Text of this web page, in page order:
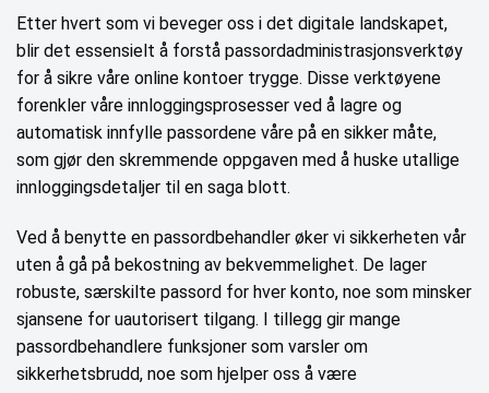
Etter hvert som vi beveger oss i det digitale landskapet,
blir det essensielt å forstå passordadministrasjonsverktøy
for å sikre våre online kontoer trygge. Disse verktøyene
forenkler våre innloggingsprosesser ved å lagre og
automatisk innfylle passordene våre på en sikker måte,
som gjør den skremmende oppgaven med å huske utallige
innloggingsdetaljer til en saga blott.
Ved å benytte en passordbehandler øker vi sikkerheten vår
uten å gå på bekostning av bekvemmelighet. De lager
robuste, særskilte passord for hver konto, noe som minsker
sjansene for uautorisert tilgang. I tillegg gir mange
passordbehandlere funksjoner som varsler om
sikkerhetsbrudd, noe som hjelper oss å være